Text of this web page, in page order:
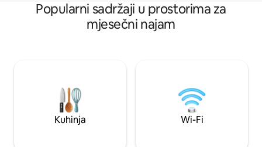
Popularni sadržaji u prostorima za
mjesečni najam
Kuhinja Wi-Fi